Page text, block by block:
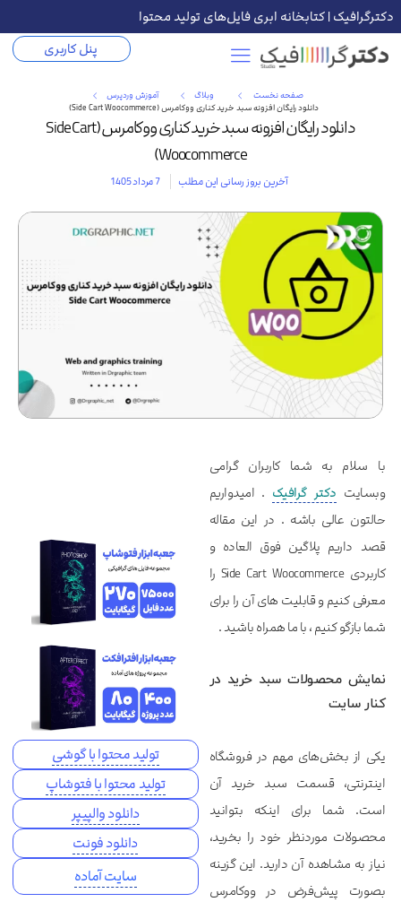
دکترگرافیک | کتابخانه ابری فایل‌های تولید محتوا
پنل کاربری
صفحه نخست وبلاگ
آموزش وردپرس
دانلود رایگان افزونه سبد خرید کناری ووکامرس (Side Cart Woocommerce)
دانلود رایگان افزونه سبد خرید کناری ووکامرس (Side Cart
Woocommerce)
آخرین بروز رسانی این مطلب 7 مرداد 1405
با سلام به شما کاربران گرامی
وبسایت دکتر گرافیک . امیدواریم
حالتون عالی باشه . در این مقاله
قصد داریم پلاگین فوق العاده و
کاربردی Side Cart Woocommerce را
معرفی کنیم و قابلیت های آن را برای
شما بازگو کنیم ، با ما همراه باشید .
نمایش محصولات سبد خرید در
کنار سایت
یکی از بخش‌های مهم در فروشگاه
اینترنتی، قسمت سبد خرید آن
است. شما برای اینکه بتوانید
محصولات موردنظر خود را بخرید،
نیاز به مشاهده آن دارید. این گزینه
بصورت پیش‌فرض در ووکامرس
تولید محتوا با گوشی
تولید محتوا با فتوشاپ
دانلود والپیپر
دانلود فونت
سایت آماده